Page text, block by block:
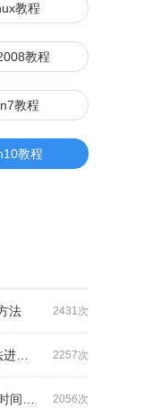
教程
教程
教程
教程
2431次
法
2257次
法
2056次
方法